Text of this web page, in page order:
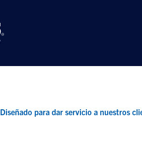
Diseñado para dar servicio a nuestros